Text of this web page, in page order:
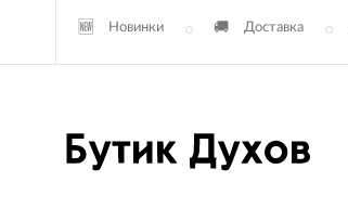
Новинки Доставка